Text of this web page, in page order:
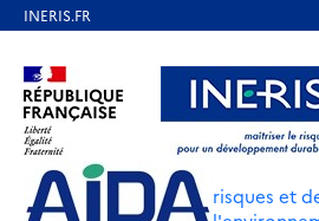
contenu
principal
Aller au contenu Aller au
Aller au pied de page
risques et